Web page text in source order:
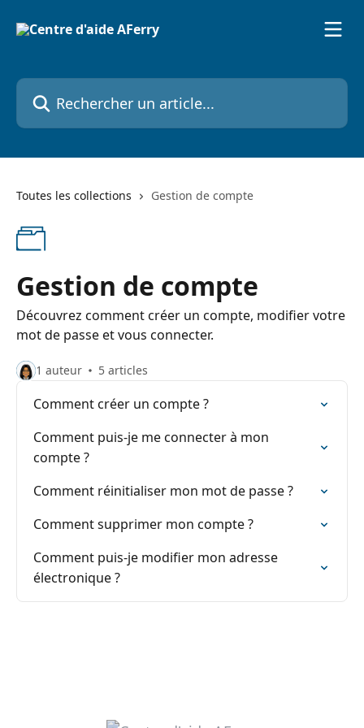
Rechercher un article...
Toutes les collections Gestion de compte
Gestion de compte
Découvrez comment créer un compte, modifier votre
mot de passe et vous connecter.
1 auteur 5 articles
Comment créer un compte ?
Comment puis-je me connecter à mon
compte ?
Comment réinitialiser mon mot de passe ?
Comment supprimer mon compte ?
Comment puis-je modifier mon adresse
électronique ?